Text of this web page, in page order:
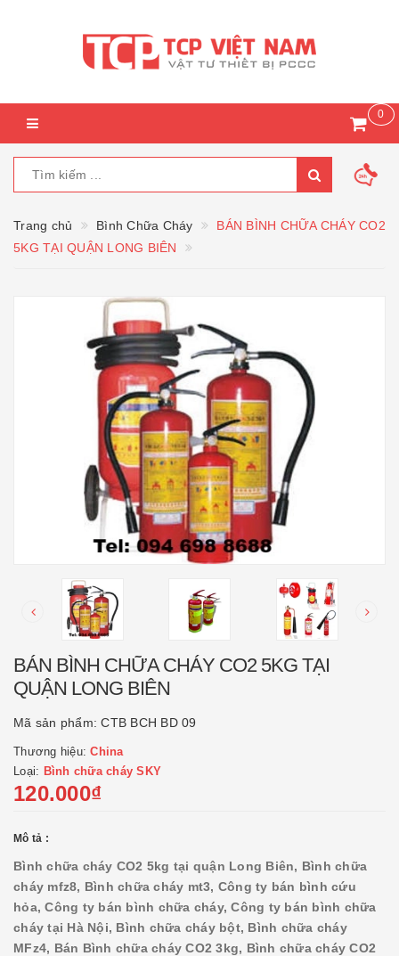
0
Trang chủ Bình Chữa Cháy
BÁN BÌNH CHỮA CHÁY CO2
5KG TẠI QUẬN LONG BIÊN
BÁN BÌNH CHỮA CHÁY CO2 5KG TẠI
QUẬN LONG BIÊN
Mã sản phẩm:CTB BCH BD 09
Thương hiệu:China
Loại: Bình chữa cháy SKY
120.000₫
Mô tả :
Bình chữa cháy CO2 5kg tại quận Long Biên, Bình chữa
cháy mfz8, Bình chữa cháy mt3, Công ty bán bình cứu
hỏa, Công ty bán bình chữa cháy, Công ty bán bình chữa
cháy tại Hà Nội, Bình chữa cháy bột, Bình chữa cháy
MFz4, Bán Bình chữa cháy CO2 3kg, Bình chữa cháy CO2